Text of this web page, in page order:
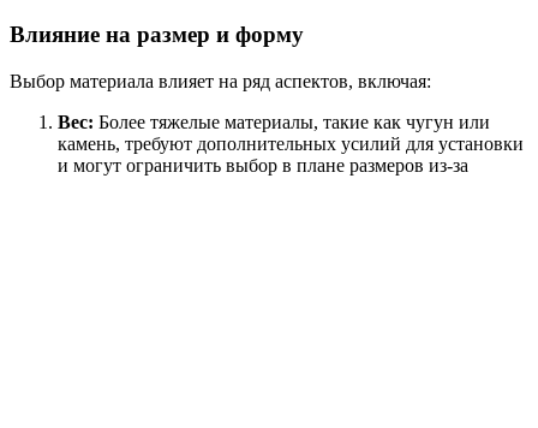
Влияние на размер и форму
Выбор материала влияет на ряд аспектов, включая:
Вес: Более тяжелые материалы, такие как чугун или
камень, требуют дополнительных усилий для установки
и могут ограничить выбор в плане размеров из-за